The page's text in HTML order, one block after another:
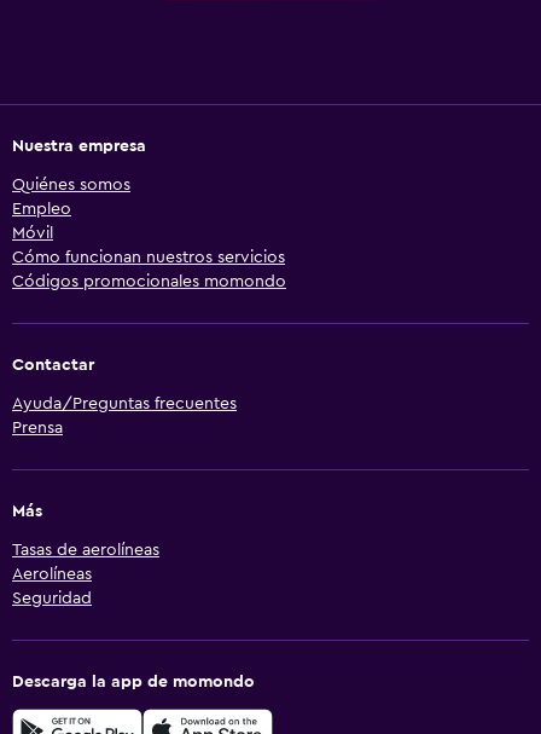
Nuestra empresa
Quiénes somos
Empleo
Móvil
Cómo funcionan nuestros servicios
Códigos promocionales momondo
Contactar
Ayuda/Preguntas frecuentes
Prensa
Más
Tasas de aerolíneas
Aerolíneas
Seguridad
Descarga la app de momondo